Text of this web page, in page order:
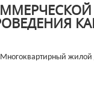
Многоквартирный